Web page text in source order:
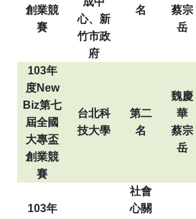
創業競
賽
心、新
竹市政
府
名
蔡宗
岳
103年
度New
Biz第七
屆全國
大專盃
創業競
賽
台北科
技大學
第二
名
魏慶
華
蔡宗
岳
103年
社會
心關